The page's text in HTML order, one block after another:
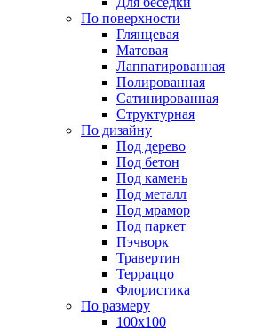
По поверхности
Глянцевая
Матовая
Лаппатированная
Полированная
Сатинированная
Структурная
По дизайну
Под дерево
Под бетон
Под камень
Под металл
Под мрамор
Под паркет
Пэчворк
Травертин
Терраццо
Флористика
По размеру
100х100